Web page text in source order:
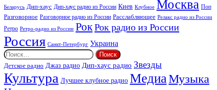
Беларусь Дип-хаус Дип-хаус радио из России Киев Клубное Москва Поп
Разговорное Разговорное радио из России Расслабляющее Релакс радио из России
Ретро Ретро-радио из России РокРок радио из России
Россия Санкт-Петербург Украина
Найти:
Детское радио Джаз радио Дип-хаус радио Звезды
Культура Лучшее клубное радио МедиаМузыка